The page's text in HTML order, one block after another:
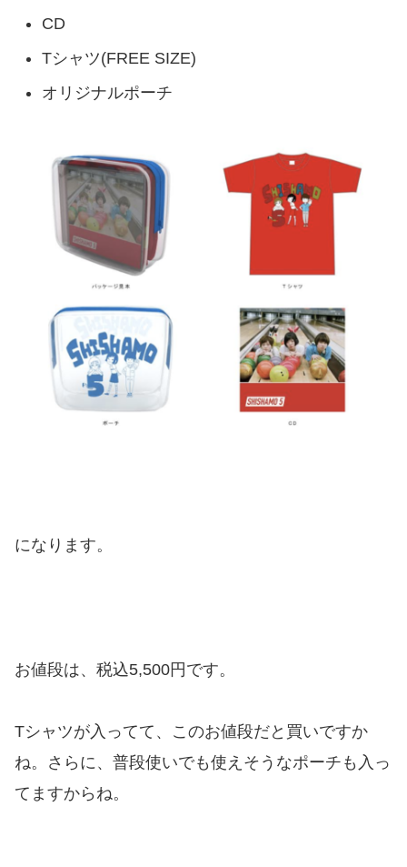
CD
Tシャツ(FREE SIZE)
オリジナルポーチ
になります。
お値段は、税込5,500円です。
Tシャツが入ってて、このお値段だと買いですか
ね。さらに、普段使いでも使えそうなポーチも入っ
てますからね。